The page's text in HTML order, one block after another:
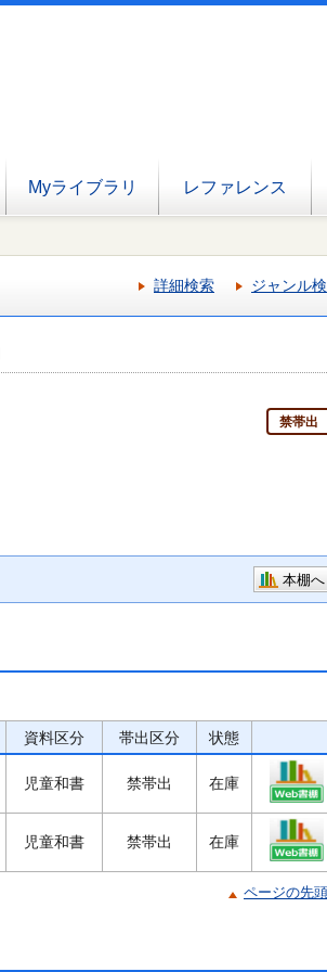
Myライブラリ レファレンス
詳細検索 ジャンル
禁帯出
本棚へ
資料区分 帯出区分 状態
児童和書 禁帯出 在庫
児童和書 禁帯出 在庫
ページの先